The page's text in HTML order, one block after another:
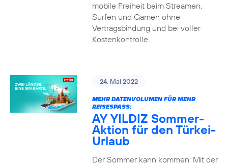
mobile Freiheit beim Streamen,
Surfen und Gamen ohne
Vertragsbindung und bei voller
Kostenkontrolle.
24. Mai 2022
MEHR DATENVOLUMEN FÜR MEHR
REISESPASS:
AY YILDIZ Sommer-
Aktion für den Türkei-
Urlaub
Der Sommer kann kommen: Mit der